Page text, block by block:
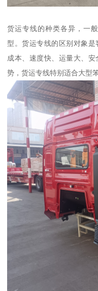
货运专线的种类各异，一
型。货运专线的区别对象
成本、速度快、运量大、
势，货运专线特别适合大型